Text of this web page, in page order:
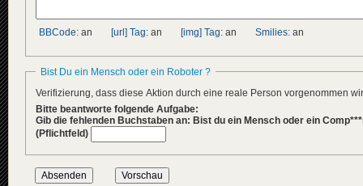
BBCode: an [url] Tag: an [img] Tag: an Smilies: an
Bist Du ein Mensch oder ein Roboter ?
Verifizierung, dass diese Aktion durch eine reale Person vorgenommen
Bitte beantworte folgende Aufgabe:
Gib die fehlenden Buchstaben an: Bist du ein Mensch oder ein
(Pflichtfeld)